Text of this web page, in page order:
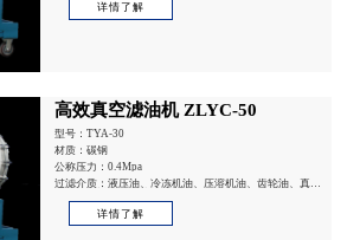
详情了解
高效真空滤油机 ZLYC-50
型号：TYA-30
材质：碳钢
公称压力：0.4Mpa
过滤介质：液压油、冷冻机油、压溶机油、齿轮油、真空
详情了解